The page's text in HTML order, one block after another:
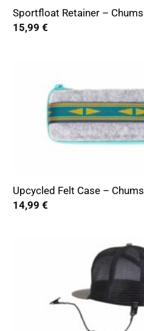
Sportfloat Retainer – Chums
15,99 €
Upcycled Felt Case – Chums
14,99 €